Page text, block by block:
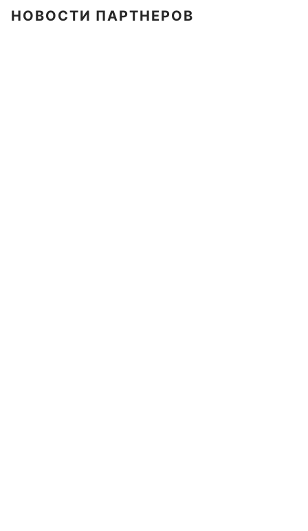
НОВОСТИ ПАРТНЕРОВ